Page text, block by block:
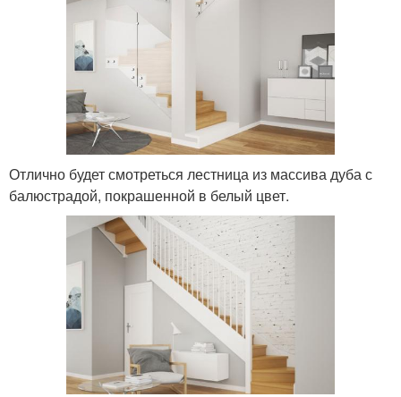
Отлично будет смотреться лестница из массива дуба с
балюстрадой, покрашенной в белый цвет.